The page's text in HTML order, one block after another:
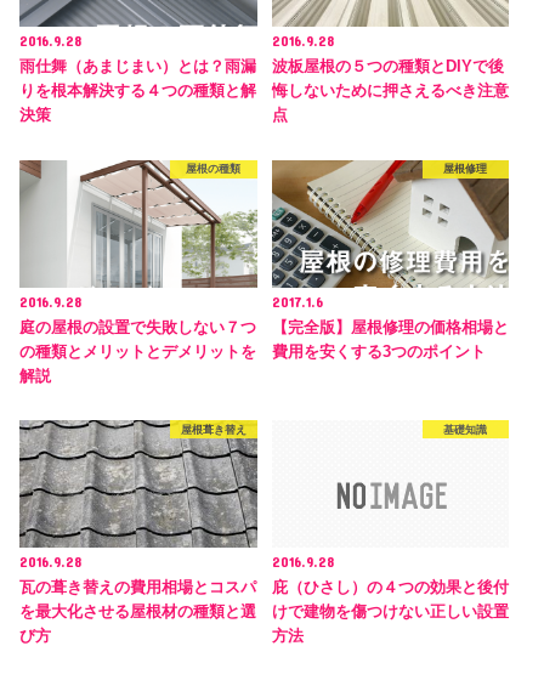
2016.9.28
雨仕舞（あまじまい）とは？雨漏
りを根本解決する４つの種類と解
決策
2016.9.28
波板屋根の５つの種類とDIYで後
悔しないために押さえるべき注意
点
屋根の種類
2016.9.28
庭の屋根の設置で失敗しない７つ
の種類とメリットとデメリットを
解説
屋根修理
2017.1.6
【完全版】屋根修理の価格相場と
費用を安くする3つのポイント
屋根葺き替え
2016.9.28
瓦の葺き替えの費用相場とコスパ
を最大化させる屋根材の種類と選
び方
基礎知識
2016.9.28
庇（ひさし）の４つの効果と後付
けで建物を傷つけない正しい設置
方法